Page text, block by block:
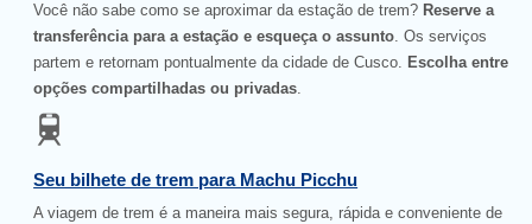
Você não sabe como se aproximar da estação de trem? Reserve a
transferência para a estação e esqueça o assunto. Os serviços
partem e retornam pontualmente da cidade de Cusco. Escolha entre
opções compartilhadas ou privadas.
Seu bilhete de trem para Machu Picchu
A viagem de trem é a maneira mais segura, rápida e conveniente de